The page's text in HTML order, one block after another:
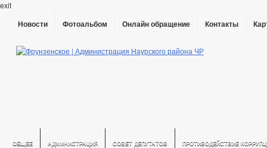
exit
Новости Фотоальбом Онлайн обращение Контакты
ОБЩЕЕ АДМИНИСТРАЦИЯ СОВЕТ ДЕПУТАТОВ ПРОТИВОДЕЙСТВИЕ